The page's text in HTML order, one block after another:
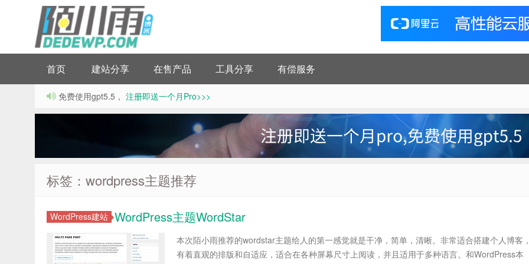
首页 建站分享 在售产品 工具分享 有偿服务
免费使用gpt5.5， 注册即送一个月Pro>>>
标签：wordpress主题推荐
WordPress建站 WordPress主题WordStar
本次陌小雨推荐的wordstar主题给人的第一感觉就是干净，简单，清晰。非常适合搭建个人博客
有着直观的排版和自适应，适合在各种屏幕尺寸上阅读，并且适用于多种语言。和WordPress本